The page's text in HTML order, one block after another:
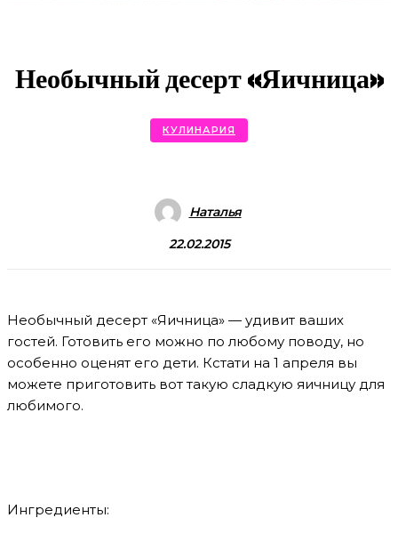
Необычный десерт «Яичница»
КУЛИНАРИЯ
Наталья
22.02.2015
Необычный десерт «Яичница» — удивит ваших
гостей. Готовить его можно по любому поводу, но
особенно оценят его дети. Кстати на 1 апреля вы
можете приготовить вот такую сладкую яичницу для
любимого.
Ингредиенты: